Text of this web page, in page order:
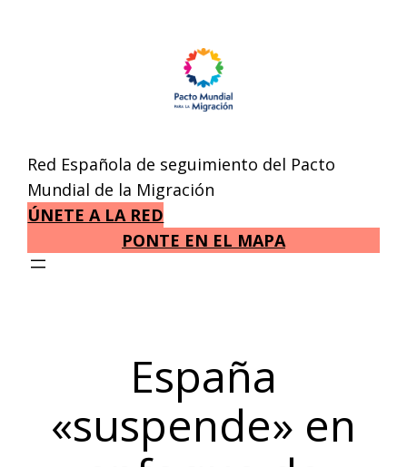
Red Española de seguimiento del Pacto
Mundial de la Migración
ÚNETE A LA RED
PONTE EN EL MAPA
España
«suspende» en